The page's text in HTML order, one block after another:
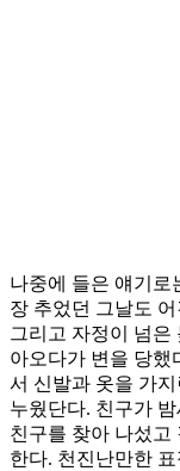
나중에 들은 얘기로
장 추었던 그날도
그리고 자정이 넘은
아오다가 변을 당했
서 신발과 옷을 가
누웠단다. 친구가
친구를 찾아 나섰고
한다. 천진난만한